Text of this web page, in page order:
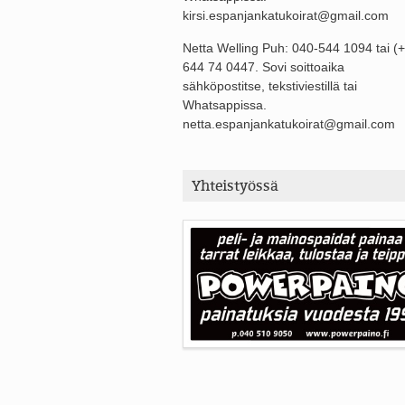
kirsi.espanjankatukoirat@gmail.com
Netta Welling Puh: 040-544 1094 tai
644 74 0447. Sovi soittoaika
sähköpostitse, tekstiviestillä tai
Whatsappissa.
netta.espanjankatukoirat@gmail.com
Yhteistyössä